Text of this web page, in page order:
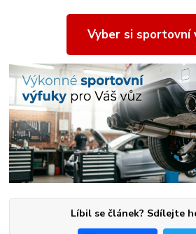
Vyber si sportovní
Líbil se článek? Sdílejte